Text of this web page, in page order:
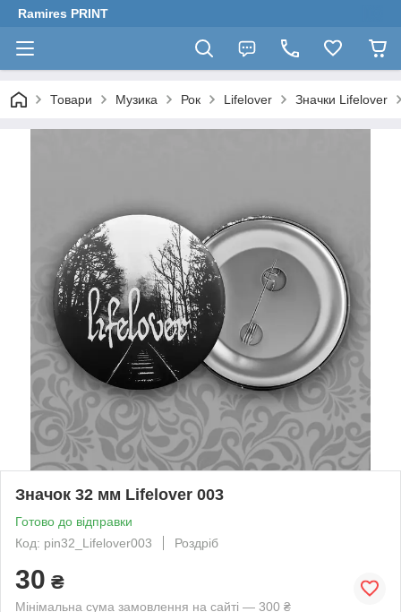
Ramires PRINT
Товари Музика Рок Lifelover Значки Lifelover
Значок 32 мм Lifelover 003
Готово до відправки
Код: pin32_Lifelover003
Роздріб
30 ₴
Мінімальна сума замовлення на сайті — 300 ₴